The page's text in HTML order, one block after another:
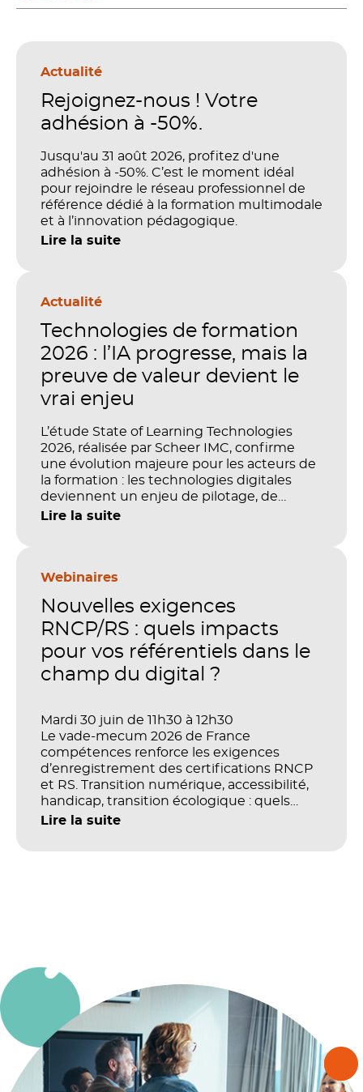
Actualité
Rejoignez-nous ! Votre
adhésion à -50%.
Jusqu'au 31 août 2026, profitez d'une
adhésion à -50%. C’est le moment idéal
pour rejoindre le réseau professionnel de
référence dédié à la formation multimodale
et à l’innovation pédagogique.
Lire la suite
Actualité
Technologies de formation
2026 : l’IA progresse, mais la
preuve de valeur devient le
vrai enjeu
L’étude State of Learning Technologies
2026, réalisée par Scheer IMC, confirme
une évolution majeure pour les acteurs de
la formation : les technologies digitales
deviennent un enjeu de pilotage, de
performance et de preuve de valeur. IA,
stratégique. Mais comment démontrer
investissements sur les compétences, la
productivité et la performance des
Lire la suite
Webinaires
Nouvelles exigences
RNCP/RS : quels impacts
pour vos référentiels dans le
champ du digital ?
Mardi 30 juin de 11h30 à 12h30
Le vade-mecum 2026 de France
compétences renforce les exigences
d’enregistrement des certifications RNCP
et RS. Transition numérique, accessibilité,
handicap, transition écologique : quels
impacts concrets pour les référentiels dans
Lire la suite